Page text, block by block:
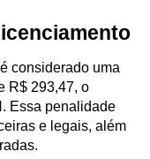
considerado uma
R$ 293,47, o
Essa penalidade
e legais, além